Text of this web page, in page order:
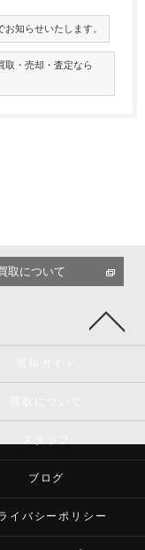
知らせいたします。
取・売却・査定なら
取について
ブログ
イバシーポリシー